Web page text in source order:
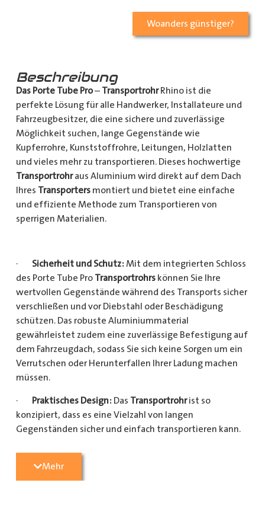
Woanders günstiger?
Beschreibung
Das Porte Tube Pro– TransportrohrRhino ist die
perfekte Lösung für alle Handwerker, Installateure und
Fahrzeugbesitzer, die eine sichere und zuverlässige
Möglichkeit suchen, lange Gegenstände wie
Kupferrohre, Kunststoffrohre, Leitungen, Holzlatten
und vieles mehr zu transportieren. Dieses hochwertige
Transportrohraus Aluminium wird direkt auf dem Dach
Ihres Transportersmontiert und bietet eine einfache
und effiziente Methode zum Transportieren von
sperrigen Materialien.
· Sicherheit und Schutz: Mit dem integrierten Schloss
des Porte Tube Pro Transportrohrskönnen Sie Ihre
wertvollen Gegenstände während des Transports sicher
verschließen und vor Diebstahl oder Beschädigung
schützen. Das robuste Aluminiummaterial
gewährleistet zudem eine zuverlässige Befestigung auf
dem Fahrzeugdach, sodass Sie sich keine Sorgen um ein
Verrutschen oder Herunterfallen Ihrer Ladung machen
müssen.
· Praktisches Design: Das Transportrohrist so
konzipiert, dass es eine Vielzahl von langen
Gegenständen sicher und einfach transportieren kann.
Kunststoffrohre für den Sanitärbereich oder Holzlatten
für den Bau benötigen, dieses
Mehr